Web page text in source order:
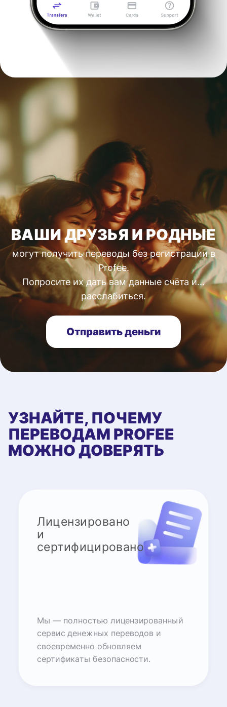
ВАШИ ДРУЗЬЯ И РОДНЫЕ
могут получить переводы без регистрации в
Profee.
Попросите их дать вам данные счёта и...
расслабиться.
Отправить деньги
УЗНАЙТЕ, ПОЧЕМУ
ПЕРЕВОДАМ PROFEE
МОЖНО ДОВЕРЯТЬ
Лицензировано
и
сертифицировано
Мы — полностью лицензированный
сервис денежных переводов и
своевременно обновляем
сертификаты безопасности.